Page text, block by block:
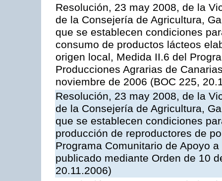
Resolución, 23 may 2008, de la
de la Consejería de Agricultura,
que se establecen condiciones
consumo de productos lácteos
origen local, Medida II.6 del
Producciones Agrarias de
noviembre de 2006 (BOC 225,
Resolución, 23 may 2008, de la
de la Consejería de Agricultura,
que se establecen condiciones
producción de reproductores de
Programa Comunitario de Apoyo
publicado mediante Orden de 10
20.11.2006)